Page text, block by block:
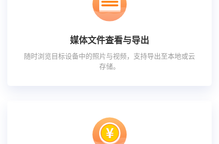
媒体文件查看与导出
随时浏览目标设备中的照片与视频，支持导出至本地或云
存储。